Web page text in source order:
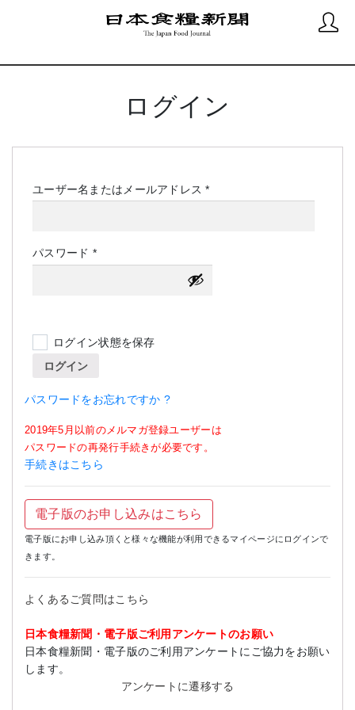
ログイン
ユーザー名またはメールアドレス*必
パスワード *必
須
ログイン状態を保存
ログイン
パスワードをお忘れですか ?
2019年5月以前のメルマガ登録ユーザーは
パスワードの再発行手続きが必要です。
手続きはこちら
電子版のお申し込みはこちら
電子版にお申し込み頂くと様々な機能が利用できるマイページにログインで
きます。
よくあるご質問はこちら
日本食糧新聞・電子版ご利用アンケートのお願い
日本食糧新聞・電子版のご利用アンケートにご協力をお願い
します。
アンケートに遷移する